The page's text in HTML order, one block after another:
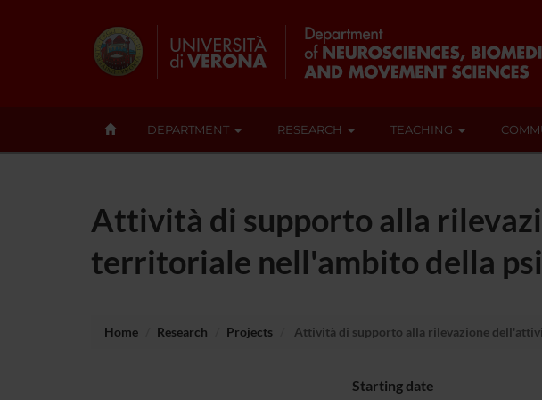
DEPARTMENT RESEARCH TEACHING
Attività di supporto alla
territoriale nell'ambito della
Home Research Projects Attività di supporto alla rilevazione
Starting date